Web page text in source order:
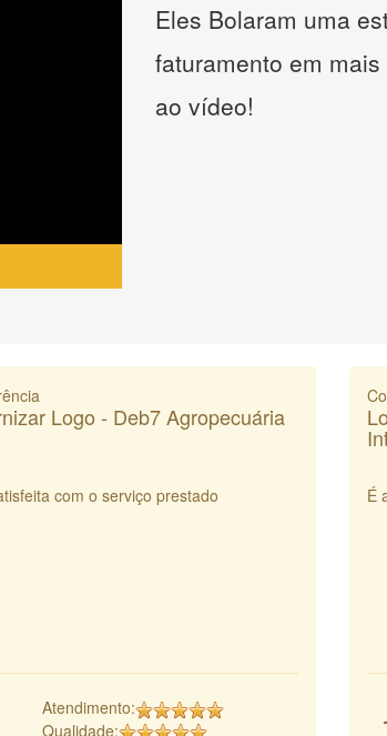
Eles Bolaram uma
faturamento em
ao vídeo!
Logo - Deb7 Agropecuária
com o serviço prestado
Atendimento:
Qualidade:
É